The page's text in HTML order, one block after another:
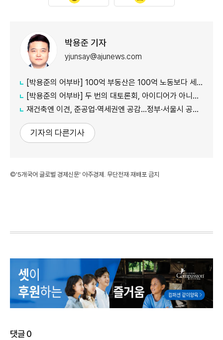
박용준 기자
yjunsay@ajunews.com
[박용준의 어부바] 100억 부동산은 100억 노동보다 세금을 덜 낼까
[박용준의 어부바] 두 번의 대토론회, 아이디어가 아니라 결론이 듣고 싶다
재건축엔 이견, 준공업·역세권엔 공감…정부·서울시 공급책 '동상이몽'
기자의 다른기사
©'5개국어 글로벌 경제신문' 아주경제. 무단전재·재배포 금지
댓글0